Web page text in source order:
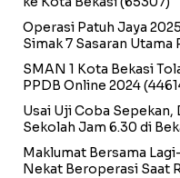
Operasi Patuh Jaya
Simak 7 Sasaran Utama
SMAN 1 Kota Bekasi
PPDB Online 2024
Usai Uji Coba Sepekan,
Sekolah Jam 6.30 di
Maklumat Bersama
Nekat Beroperasi Saat